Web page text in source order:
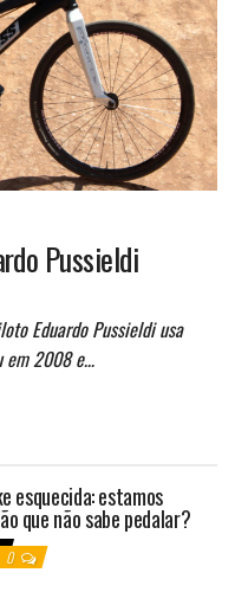
Pussieldi
Eduardo Pussieldi usa
em 2008 e…
esquecida: estamos
que não sabe pedalar?
0